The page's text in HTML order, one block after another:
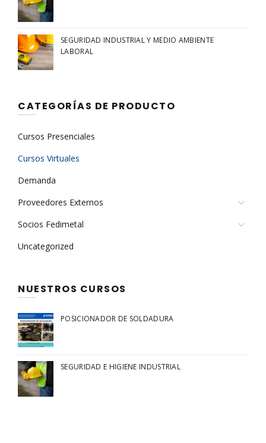
SEGURIDAD INDUSTRIAL Y MEDIO AMBIENTE
LABORAL
CATEGORÍAS DE PRODUCTO
Cursos Presenciales
Cursos Virtuales
Demanda
Proveedores Externos
Socios Fedimetal
Uncategorized
NUESTROS CURSOS
POSICIONADOR DE SOLDADURA
SEGURIDAD E HIGIENE INDUSTRIAL